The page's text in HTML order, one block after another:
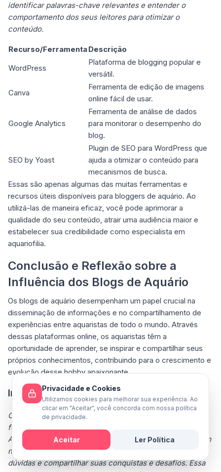
identificar palavras-chave relevantes e entender o
comportamento dos seus leitores para otimizar o
conteúdo.
Recurso/FerramentaDescrição
WordPress
Plataforma de blogging popular e
versátil.
Canva
Ferramenta de edição de imagens
online fácil de usar.
Google Analytics
Ferramenta de análise de dados
para monitorar o desempenho do
blog.
SEO by Yoast
Plugin de SEO para WordPress que
ajuda a otimizar o conteúdo para
mecanismos de busca.
Essas são apenas algumas das muitas ferramentas e
recursos úteis disponíveis para bloggers de aquário. Ao
utilizá-las de maneira eficaz, você pode aprimorar a
qualidade do seu conteúdo, atrair uma audiência maior e
estabelecer sua credibilidade como especialista em
aquariofilia.
Conclusão e Reflexão sobre a
Influência dos Blogs de Aquário
Os blogs de aquário desempenham um papel crucial na
disseminação de informações e no compartilhamento de
experiências entre aquaristas de todo o mundo. Através
dessas plataformas online, os aquaristas têm a
oportunidade de aprender, se inspirar e compartilhar seus
próprios conhecimentos, contribuindo para o crescimento e
evolução desse hobby apaixonante.
Impacto na Comunidade Aquarista
Os blogs de aquário têm sido fundamentais para a
formação de uma comunidade online sólida e engajada.
Aquaristas de diferentes níveis de experiência encontram
nos blogs um espaço para trocar informações, tirar
dúvidas e compartilhar suas conquistas e desafios. Essa
Privacidade e Cookies
Utilizamos cookies para melhorar sua experiência. Ao
clicar em "Aceitar", você concorda com nossa política
de privacidade.
Aceitar
Ler Política